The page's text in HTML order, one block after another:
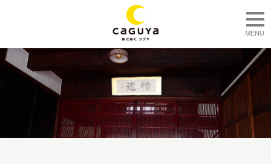
MENU